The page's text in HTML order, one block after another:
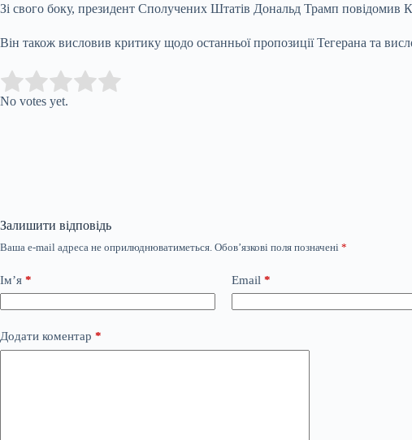
Зі свого боку, президент Сполучених Штатів Дональд Трамп повідомив
Він також висловив критику щодо останньої пропозиції Тегерана та
Rate this item:
No votes yet.
Залишити відповідь
Ваша e-mail адреса не оприлюднюватиметься. Обов’язкові поля позначені *
Ім’я * Email *
Додати коментар *